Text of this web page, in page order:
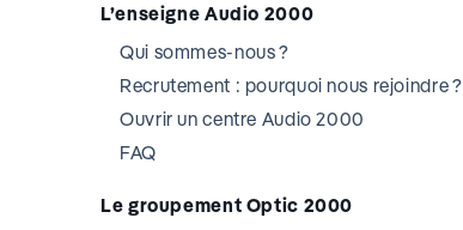
L’enseigne Audio 2000
Qui sommes-nous ?
Recrutement : pourquoi nous rejoindre ?
Ouvrir un centre Audio 2000
FAQ
Le groupement Optic 2000